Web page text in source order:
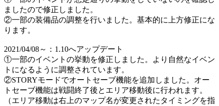
ましたので修正しました。
②一部の装備品の調整を行いました。基本的に上方修正にな
ります。
2021/04/08～：1.10へアップデート
①一部のイベントの挙動を修正しました。より自然なイベン
トになるように調整されています。
②STORYモードでオートセーブ機能を追加しました。オー
トセーブ機能は戦闘終了後とエリア移動後に行われます。
（エリア移動は右上のマップ名が変更されたタイミングを指